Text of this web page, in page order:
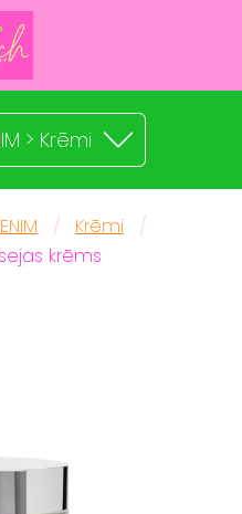
> Krēmi
Krēmi
krēms